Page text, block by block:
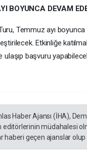
BOYUNCA DEVAM
Temmuz ayı
Etkinliğe
ulaşıp başvuru
Haber Ajansı (İHA),
müdahalesi
haberi geçen ajanslar